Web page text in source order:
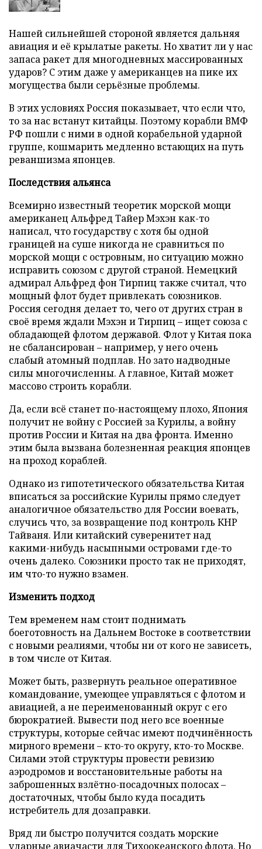
Нашей сильнейшей стороной является дальняя
авиация и её крылатые ракеты. Но хватит ли у нас
запаса ракет для многодневных массированных
ударов? С этим даже у американцев на пике их
могущества были серьёзные проблемы.
В этих условиях Россия показывает, что если что,
то за нас встанут китайцы. Поэтому корабли ВМФ
РФ пошли с ними в одной корабельной ударной
группе, кошмарить медленно встающих на путь
реваншизма японцев.
Последствия альянса
Всемирно известный теоретик морской мощи
американец Альфред Тайер Мэхэн как-то
написал, что государству с хотя бы одной
границей на суше никогда не сравниться по
морской мощи с островным, но ситуацию можно
исправить союзом с другой страной. Немецкий
адмирал Альфред фон Тирпиц также считал, что
мощный флот будет привлекать союзников.
Россия сегодня делает то, чего от других стран в
своё время ждали Мэхэн и Тирпиц – ищет союза с
обладающей флотом державой. Флот у Китая пока
не сбалансирован – например, у него очень
слабый атомный подплав. Но зато надводные
силы многочисленны. А главное, Китай может
массово строить корабли.
Да, если всё станет по-настоящему плохо, Япония
получит не войну с Россией за Курилы, а войну
против России и Китая на два фронта. Именно
этим была вызвана болезненная реакция японцев
на проход кораблей.
Однако из гипотетического обязательства Китая
вписаться за российские Курилы прямо следует
аналогичное обязательство для России воевать,
случись что, за возвращение под контроль КНР
Тайваня. Или китайский суверенитет над
какими-нибудь насыпными островами где-то
очень далеко. Союзники просто так не приходят,
им что-то нужно взамен.
Изменить подход
Тем временем нам стоит поднимать
боеготовность на Дальнем Востоке в соответствии
с новыми реалиями, чтобы ни от кого не зависеть,
в том числе от Китая.
Может быть, развернуть реальное оперативное
командование, умеющее управляться с флотом и
авиацией, а не переименованный округ с его
бюрократией. Вывести под него все военные
структуры, которые сейчас имеют подчинённость
мирного времени – кто-то округу, кто-то Москве.
Силами этой структуры провести ревизию
аэродромов и восстановительные работы на
заброшенных взлётно-посадочных полосах –
достаточных, чтобы было куда посадить
истребитель для дозаправки.
Вряд ли быстро получится создать морские
ударные авиачасти для Тихоокеанского флота. Но